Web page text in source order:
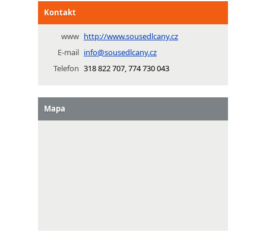
Kontakt
www http://www.sousedlcany.cz
E-mail info@sousedlcany.cz
Telefon 318 822 707, 774 730 043
Mapa